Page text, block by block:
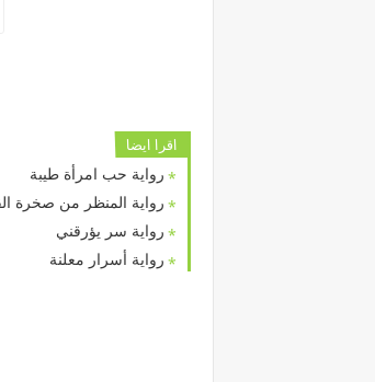
اقرا ايضا
رواية حب امرأة طيبة
رواية المنظر من صخرة
رواية سر يؤرقني
رواية أسرار معلنة